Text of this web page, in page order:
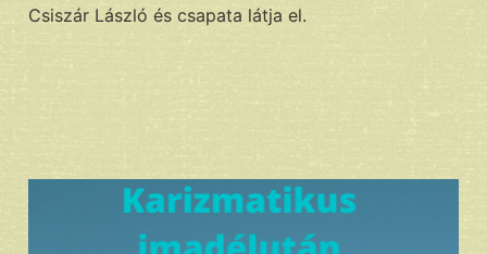
Csiszár László és csapata látja el.